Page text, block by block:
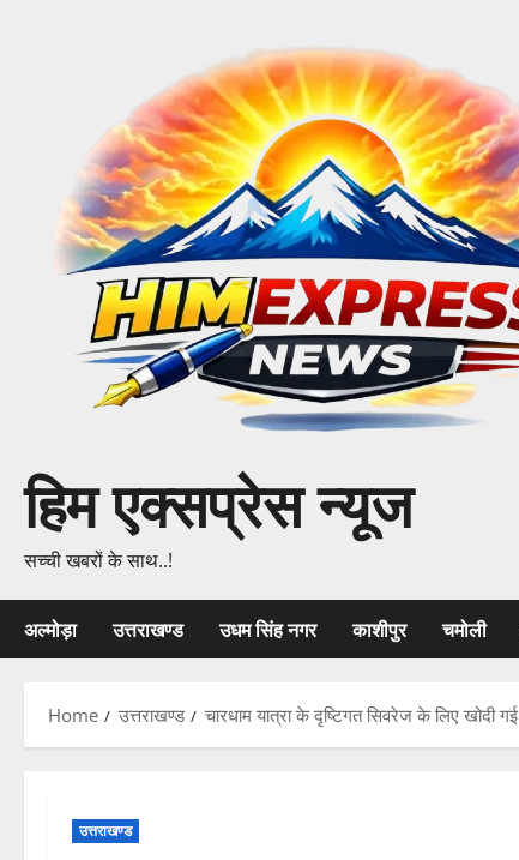
हिम एक्सप्रेस न्यूज
सच्ची खबरों के साथ..!
अल्मोड़ा उत्तराखण्ड उधम सिंह नगर काशीपुर चमोली
Home उत्तराखण्ड चारधाम यात्रा के दृष्टिगत सिवरेज के लिए खोदी
उत्तराखण्ड